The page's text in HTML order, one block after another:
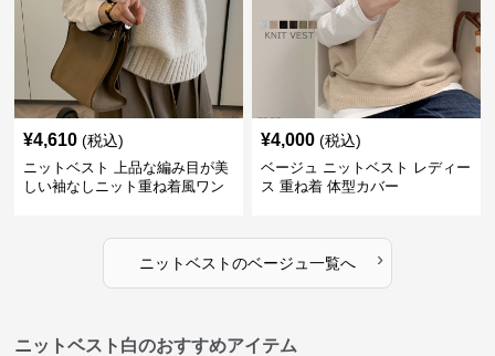
¥4,610 (税込)
ニットベスト 上品な編み目が美
しい袖なしニット重ね着風ワン
¥4,000 (税込)
ベージュ ニットベスト レディー
ス 重ね着 体型カバー
ニットベストのベージュ 一覧へ ›
ニットベスト白のおすすめアイテム